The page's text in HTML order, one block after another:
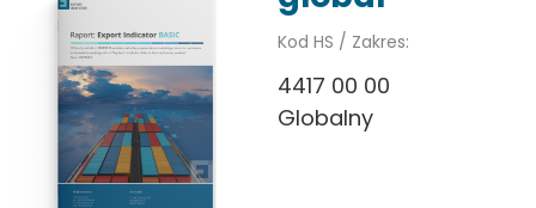
Kod HS / Zakres:
4417 00 00
Globalny